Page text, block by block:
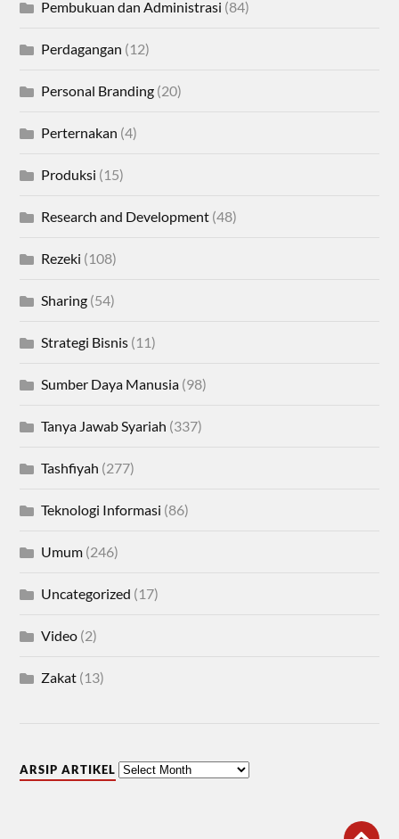
Pembukuan dan Administrasi (84)
Perdagangan (12)
Personal Branding (20)
Perternakan (4)
Produksi (15)
Research and Development (48)
Rezeki (108)
Sharing (54)
Strategi Bisnis (11)
Sumber Daya Manusia (98)
Tanya Jawab Syariah (337)
Tashfiyah (277)
Teknologi Informasi (86)
Umum (246)
Uncategorized (17)
Video (2)
Zakat (13)
ARSIP ARTIKEL